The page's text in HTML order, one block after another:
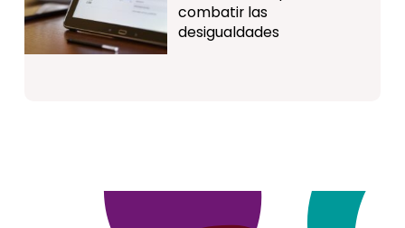
combatir las
desigualdades